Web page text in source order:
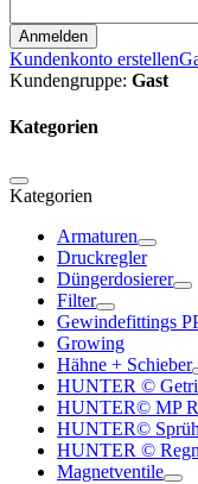
Anmelden
Kundenkonto erstellen
Kundengruppe: Gast
Kategorien
Kategorien
Armaturen
Druckregler
Düngerdosierer
Filter
Gewindefittings
Growing
Hähne + Schieber
HUNTER ©
HUNTER© MP
HUNTER©
HUNTER ©
Magnetventile